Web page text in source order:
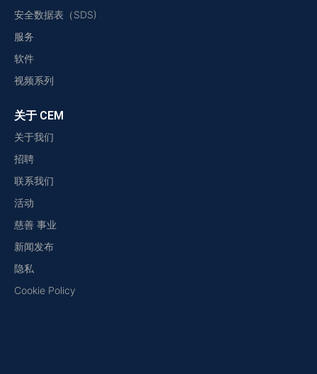
安全数据表（SDS)
服务
软件
视频系列
关于 CEM
关于我们
招聘
联系我们
活动
慈善 事业
新闻发布
隐私
Cookie Policy